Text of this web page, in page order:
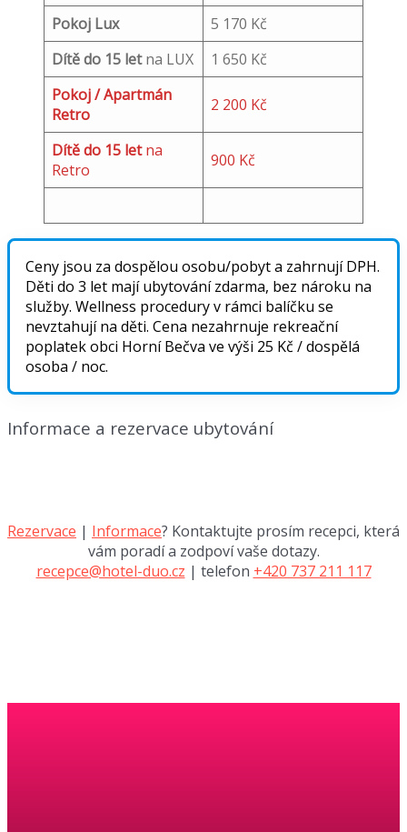
Pokoj Lux
5 170 Kč
Dítě do 15 letna LUX
1 650 Kč
Pokoj / Apartmán
Retro
2 200 Kč
Dítě do 15 letna
Retro
900 Kč
Ceny jsou za dospělou osobu/pobyt a zahrnují DPH.
Děti do 3 let mají ubytování zdarma, bez nároku na
služby. Wellness procedury v rámci balíčku se
nevztahují na děti. Cena nezahrnuje rekreační
poplatek obci Horní Bečva ve výši 25 Kč / dospělá
osoba / noc.
Informace a rezervace ubytování
Rezervace | Informace? Kontaktujte prosím recepci, která
vám poradí a zodpoví vaše dotazy.
recepce@hotel-duo.cz | telefon +420 737 211 117